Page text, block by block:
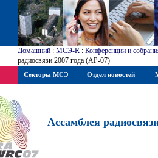
Домашний : МСЭ-R : Конференции и
радиосвязи 2007 года (АР-07)
Ассамблея
Секторы МСЭ Отдел новостей